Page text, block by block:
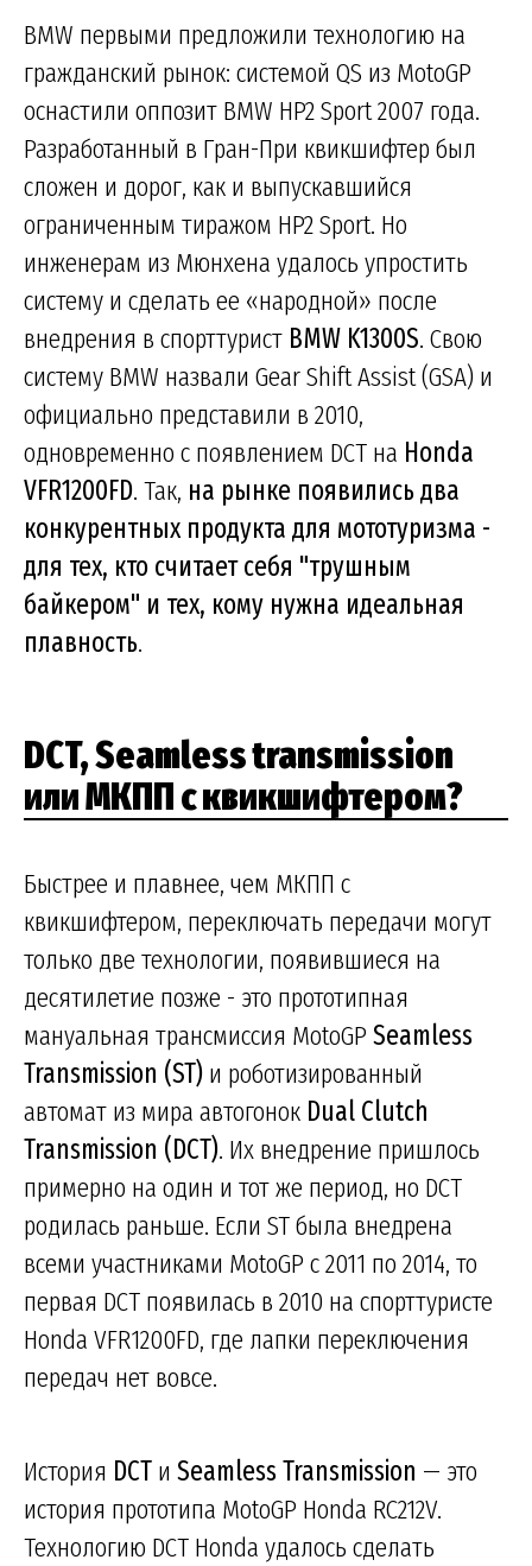
BMW первыми предложили технологию на
гражданский рынок: системой QS из MotoGP
оснастили оппозит BMW HP2 Sport 2007 года.
Разработанный в Гран-При квикшифтер был
сложен и дорог, как и выпускавшийся
ограниченным тиражом HP2 Sport. Но
инженерам из Мюнхена удалось упростить
систему и сделать ее «народной» после
внедрения в спорттурист BMW K1300S. Свою
систему BMW назвали Gear Shift Assist (GSA) и
официально представили в 2010,
одновременно с появлением DCT на Honda
VFR1200FD. Так, на рынке появились два
конкурентных продукта для мототуризма -
для тех, кто считает себя "трушным
байкером" и тех, кому нужна идеальная
плавность.
DCT, Seamless transmission
или МКПП с квикшифтером?
Быстрее и плавнее, чем МКПП с
квикшифтером, переключать передачи могут
только две технологии, появившиеся на
десятилетие позже - это прототипная
мануальная трансмиссия MotoGP Seamless
Transmission (ST) и роботизированный
автомат из мира автогонок Dual Clutch
Transmission (DCT). Их внедрение пришлось
примерно на один и тот же период, но DCT
родилась раньше. Если ST была внедрена
всеми участниками MotoGP с 2011 по 2014, то
первая DCT появилась в 2010 на спорттуристе
Honda VFR1200FD, где лапки переключения
передач нет вовсе.
История DCT и Seamless Transmission — это
история прототипа MotoGP Honda RC212V.
Технологию DCT Honda удалось сделать